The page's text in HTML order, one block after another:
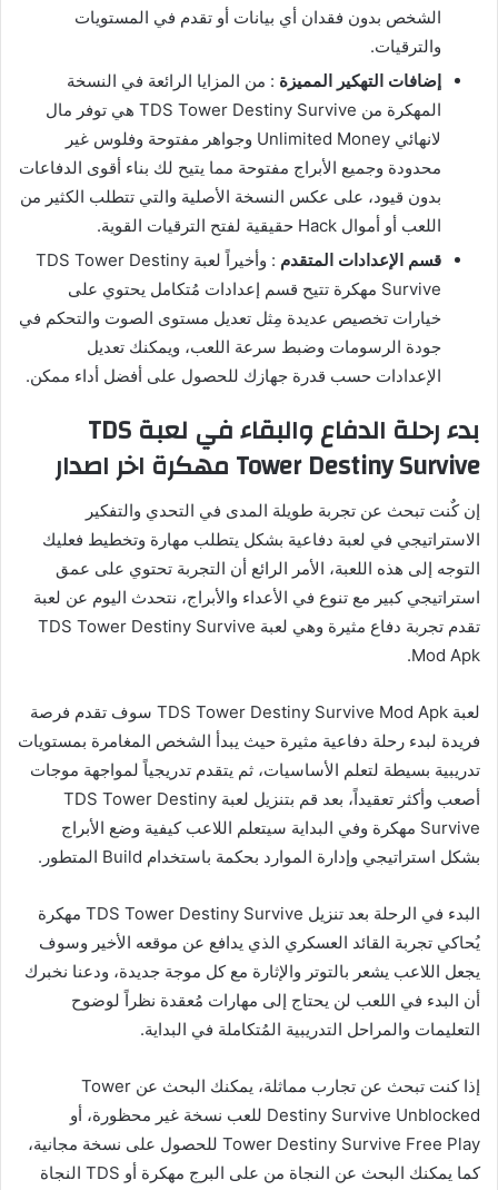
الشخص بدون فقدان أي بيانات أو تقدم في المستويات
والترقيات.
إضافات التهكير المميزة : من المزايا الرائعة في النسخة
المهكرة من TDS Tower Destiny Survive هي توفر مال
لانهائي Unlimited Money وجواهر مفتوحة وفلوس غير
محدودة وجميع الأبراج مفتوحة مما يتيح لك بناء أقوى الدفاعات
بدون قيود، على عكس النسخة الأصلية والتي تتطلب الكثير من
اللعب أو أموال Hack حقيقية لفتح الترقيات القوية.
قسم الإعدادات المتقدم
: وأخيراً لعبة TDS Tower Destiny
Survive مهكرة تتيح قسم إعدادات مُتكامل يحتوي على
خيارات تخصيص عديدة مِثل تعديل مستوى الصوت والتحكم في
جودة الرسومات وضبط سرعة اللعب، ويمكنك تعديل
الإعدادات حسب قدرة جهازك للحصول على أفضل أداء ممكن.
بدء رحلة الدفاع والبقاء في لعبة TDS
Tower Destiny Survive مهكرة اخر اصدار
إن كٌنت تبحث عن تجربة طويلة المدى في التحدي والتفكير
الاستراتيجي في لعبة دفاعية بشكل يتطلب مهارة وتخطيط فعليك
التوجه إلى هذه اللعبة، الأمر الرائع أن التجربة تحتوي على عمق
استراتيجي كبير مع تنوع في الأعداء والأبراج، نتحدث اليوم عن لعبة
تقدم تجربة دفاع مثيرة وهي لعبة TDS Tower Destiny Survive
Mod Apk.
لعبة TDS Tower Destiny Survive Mod Apk سوف تقدم فرصة
فريدة لبدء رحلة دفاعية مثيرة حيث يبدأ الشخص المغامرة بمستويات
تدريبية بسيطة لتعلم الأساسيات، ثم يتقدم تدريجياً لمواجهة موجات
أصعب وأكثر تعقيداً، بعد قم بتنزيل لعبة TDS Tower Destiny
Survive مهكرة وفي البداية سيتعلم اللاعب كيفية وضع الأبراج
بشكل استراتيجي وإدارة الموارد بحكمة باستخدام Build المتطور.
البدء في الرحلة بعد تنزيل TDS Tower Destiny Survive مهكرة
يُحاكي تجربة القائد العسكري الذي يدافع عن موقعه الأخير وسوف
يجعل اللاعب يشعر بالتوتر والإثارة مع كل موجة جديدة، ودعنا نخبرك
أن البدء في اللعب لن يحتاج إلى مهارات مُعقدة نظراً لوضوح
التعليمات والمراحل التدريبية المُتكاملة في البداية.
إذا كنت تبحث عن تجارب مماثلة، يمكنك البحث عن Tower
Destiny Survive Unblocked للعب نسخة غير محظورة، أو
Tower Destiny Survive Free Play للحصول على نسخة مجانية،
كما يمكنك البحث عن النجاة من على البرج مهكرة أو TDS النجاة